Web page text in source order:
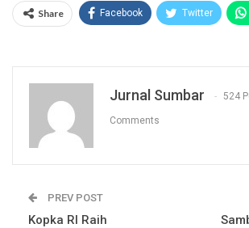
Share Facebook Twitter
Jurnal Sumbar 524
Comments
PREV POST
Kopka RI Raih